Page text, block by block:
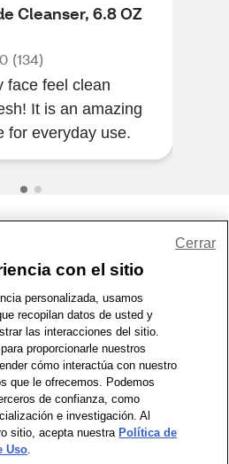
Cleanser, 6.8 OZ
(134)
face feel clean
It is an amazing
for everyday use.
| Términos de Uso | Accesibilidad
WA Privacy Policy | Mapa del sitio
| © 1999 - 2026 CVS.com
con el sitio
personalizada, usamos
recopilan datos de usted y
las interacciones del sitio.
proporcionarle nuestros
cómo interactúa con nuestro
que le ofrecemos. Podemos
de confianza, como
e investigación. Al
sitio, acepta nuestra Política de
Uso.
Cerrar